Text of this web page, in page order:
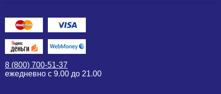
8 (800) 700-51-37
ежедневно с 9.00 до 21.00